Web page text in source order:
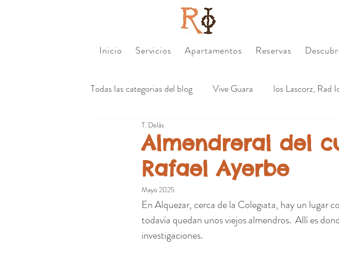
Inicio Servicios Apartamentos Reservas
Todas las categorias del blog Vive Guara los Lascorz, Rad
Nuestra gente de Guara
Almendreral del
Rafael Ayerbe
T. Delàs
Mayo 2025
En Alquezar, cerca de la Colegiata, hay un lugar
todavía quedan unos viejos almendros.  Allí es
investigaciones.